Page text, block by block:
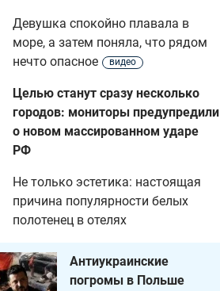
Девушка спокойно плавала в
море, а затем поняла, что рядом
нечто опасное
видео
Целью станут сразу несколько
городов: мониторы предупредили
о новом массированном ударе
РФ
Не только эстетика: настоящая
причина популярности белых
полотенец в отелях
Антиукраинские
погромы в Польше